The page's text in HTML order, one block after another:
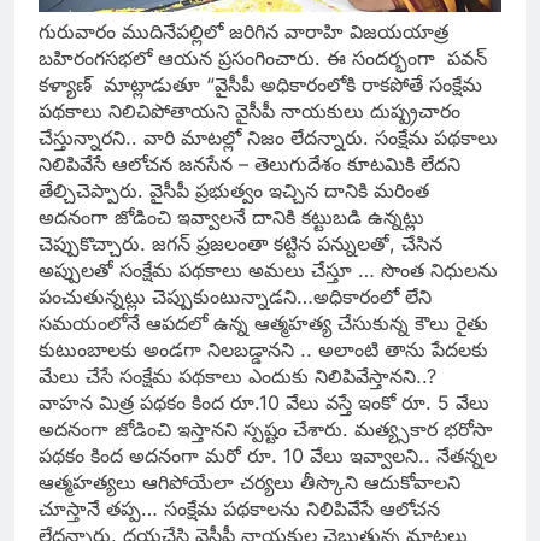
గురువారం ముదినేపల్లిలో జరిగిన వారాహి విజయయాత్ర
బహిరంగసభలో ఆయన ప్రసంగించారు. ఈ సందర్భంగా పవన్
కళ్యాణ్ మాట్లాడుతూ “వైసీపీ అధికారంలోకి రాకపోతే సంక్షేమ
పథకాలు నిలిచిపోతాయని వైసీపీ నాయకులు దుష్ప్రచారం
చేస్తున్నారని.. వారి మాటల్లో నిజం లేదన్నారు. సంక్షేమ పథకాలు
నిలిపివేసే ఆలోచన జనసేన – తెలుగుదేశం కూటమికి లేదని
తేల్చిచెప్పారు. వైసీపీ ప్రభుత్వం ఇచ్చిన దానికి మరింత
అదనంగా జోడించి ఇవ్వాలనే దానికి కట్టుబడి ఉన్నట్లు
చెప్పుకొచ్చారు. జగన్ ప్రజలంతా కట్టిన పన్నులతో, చేసిన
అప్పులతో సంక్షేమ పథకాలు అమలు చేస్తూ … సొంత నిధులను
పంచుతున్నట్లు చెప్పుకుంటున్నాడని…అధికారంలో లేని
సమయంలోనే ఆపదలో ఉన్న ఆత్మహత్య చేసుకున్న కౌలు రైతు
కుటుంబాలకు అండగా నిలబడ్డానని .. అలాంటి తాను పేదలకు
మేలు చేసే సంక్షేమ పథకాలు ఎందుకు నిలిపివేస్తానని..?
వాహన మిత్ర పథకం కింద రూ.10 వేలు వస్తే ఇంకో రూ. 5 వేలు
అదనంగా జోడించి ఇస్తానని స్పష్టం చేశారు. మత్య్సకార భరోసా
పథకం కింద అదనంగా మరో రూ. 10 వేలు ఇవ్వాలని.. నేతన్నల
ఆత్మహత్యలు ఆగిపోయేలా చర్యలు తీస్కొని ఆదుకోవాలని
చూస్తానే తప్ప… సంక్షేమ పథకాలను నిలిపివేసే ఆలోచన
లేదన్నారు. దయచేసి వైసీపీ నాయకుల చెబుతున్న మాటలు